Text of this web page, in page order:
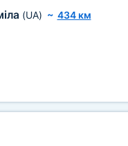
(UA) ~ 434 км